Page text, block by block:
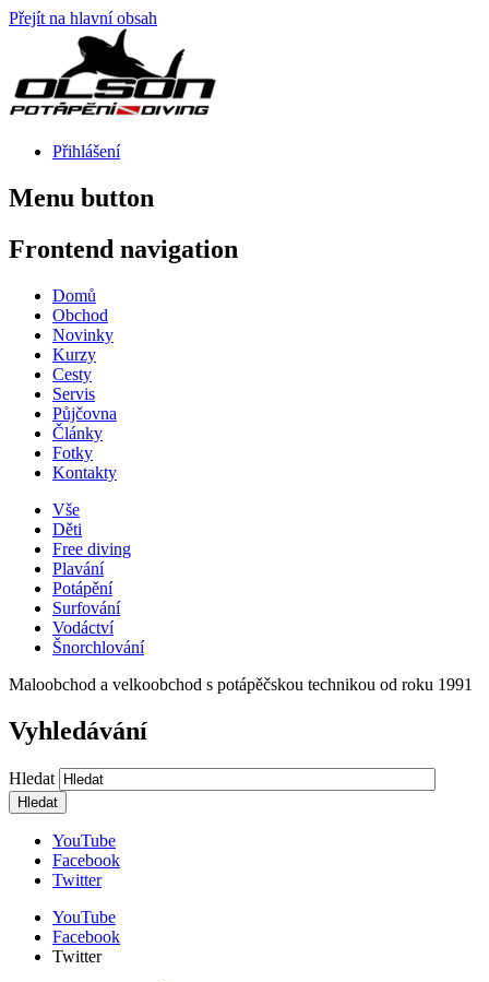
Přejít na hlavní obsah
Přihlášení
Menu button
Frontend navigation
Domů
Obchod
Novinky
Kurzy
Cesty
Servis
Půjčovna
Články
Fotky
Kontakty
Vše
Děti
Free diving
Plavání
Potápění
Surfování
Vodáctví
Šnorchlování
Maloobchod a velkoobchod s potápěčskou technikou od roku 1991
Vyhledávání
Hledat
YouTube
Facebook
Twitter
YouTube
Facebook
Twitter